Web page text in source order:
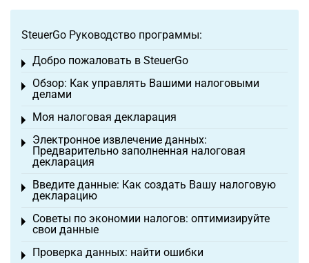
SteuerGo Руководство программы:
Добро пожаловать в SteuerGo
Toggle menu
Обзор: Как управлять Вашими налоговыми
делами
Toggle menu
Моя налоговая декларация
Toggle menu
Электронное извлечение данных:
Предварительно заполненная налоговая
декларация
Toggle menu
Введите данные: Как создать Вашу налоговую
декларацию
Toggle menu
Советы по экономии налогов: оптимизируйте
свои данные
Toggle menu
Проверка данных: найти ошибки
Toggle menu